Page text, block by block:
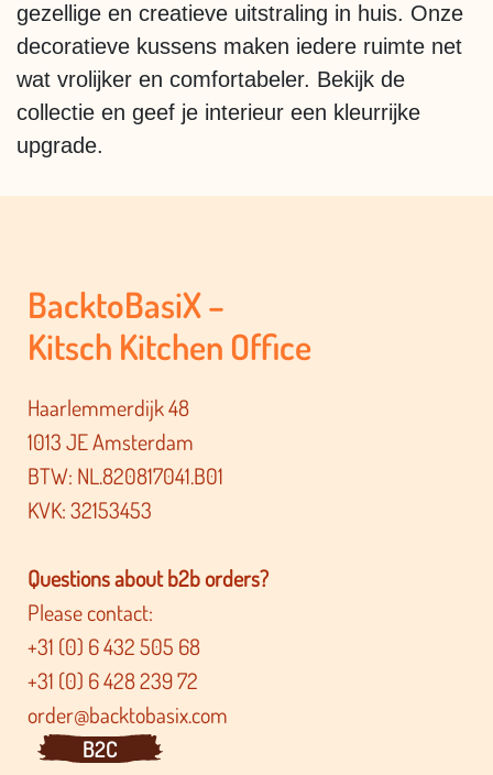
gezellige en creatieve uitstraling in huis. Onze
decoratieve kussens maken iedere ruimte net
wat vrolijker en comfortabeler. Bekijk de
collectie en geef je interieur een kleurrijke
upgrade.
BacktoBasiX –
Kitsch Kitchen Office
Haarlemmerdijk 48
1013 JE Amsterdam
BTW: NL.820817041.B01
KVK: 32153453
Questions about b2b orders?
Please contact:
+31 (0) 6 432 505 68
+31 (0) 6 428 239 72
order@backtobasix.com
B2C